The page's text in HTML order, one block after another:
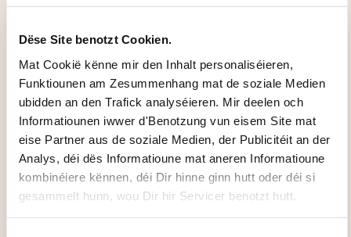
Dëse Site benotzt Cookien.
Mat Cookië kënne mir den Inhalt personaliséieren,
Funktiounen am Zesummenhang mat de soziale Medien
ubidden an den Trafick analyséieren. Mir deelen och
Informatiounen iwwer d'Benotzung vun eisem Site mat
eise Partner aus de soziale Medien, der Publicitéit an der
Analys, déi dës Informatioune mat aneren Informatioune
kombinéiere kënnen, déi Dir hinne ginn hutt oder déi si
gesammelt hunn, wou Dir hir Servicer benotzt hutt.
iwwer d'Persoun
oder d'Famill, Akafen, not Ëmfeld, Aarbecht). Ka
verstännegen, bei deenen nëmmen en
einfachen an direkten
Austausch vun Informatiounen iwwer
bekannten a gewinnte Sujeten néideg ass. Ka
mat einfache Mëttele seng Formatioun, säin
direkt Ëmfeld a Saachen